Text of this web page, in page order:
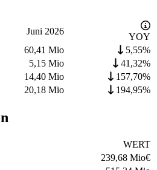
Juni 2026
YOY
60,41 Mio
5,55%
5,15 Mio
41,32%
14,40 Mio
157,70%
20,18 Mio 194,95%
WERT
239,68 Mio€